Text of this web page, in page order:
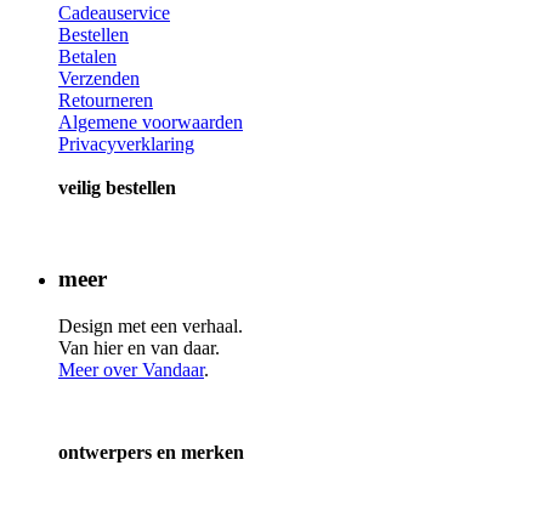
Cadeauservice
Bestellen
Betalen
Verzenden
Retourneren
Algemene voorwaarden
Privacyverklaring
veilig bestellen
meer
Design met een verhaal.
Van hier en van daar.
Meer over Vandaar.
ontwerpers en merken